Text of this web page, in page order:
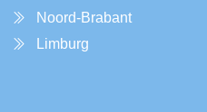
Noord-Brabant
Limburg